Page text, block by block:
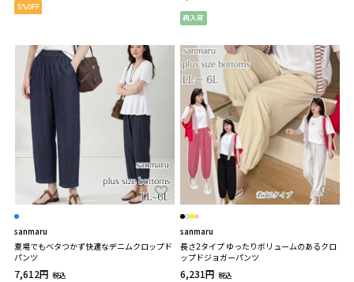
5%OFF
再入荷
sanmaru
夏場でもベタつかず快適なデニムクロップド
パンツ
7,612円 税込
sanmaru
長さ2タイプ ゆったりボリュームのあるクロ
ップドジョガーパンツ
6,231円 税込